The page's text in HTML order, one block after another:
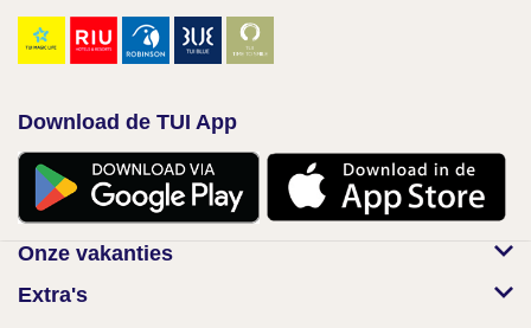
Download de TUI App
Onze vakanties
Extra's